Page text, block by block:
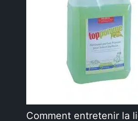
Comment entretenir la